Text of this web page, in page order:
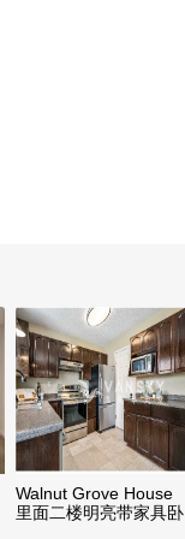
Walnut Grove House
里面二楼明亮带家具卧